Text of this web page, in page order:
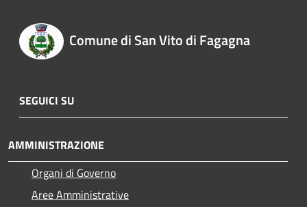
Comune di San Vito di Fagagna
SEGUICI SU
AMMINISTRAZIONE
Organi di Governo
Aree Amministrative